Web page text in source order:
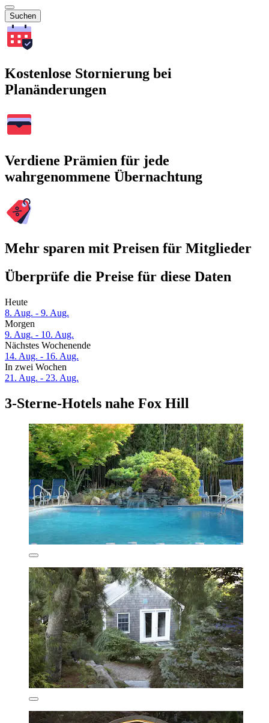
Suchen
Kostenlose Stornierung bei
Planänderungen
Verdiene Prämien für jede
wahrgenommene Übernachtung
Mehr sparen mit Preisen für Mitglieder
Überprüfe die Preise für diese Daten
Heute
8. Aug. - 9. Aug.
Morgen
9. Aug. - 10. Aug.
Nächstes Wochenende
14. Aug. - 16. Aug.
In zwei Wochen
21. Aug. - 23. Aug.
3-Sterne-Hotels nahe Fox Hill